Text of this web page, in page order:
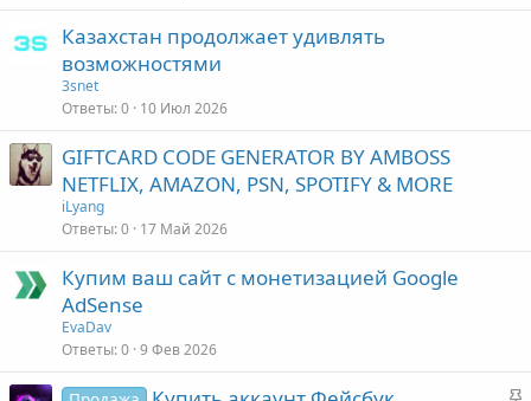
Казахстан продолжает удивлять
возможностями
3snet
Ответы 0 10 Июл 2026
GIFTCARD CODE GENERATOR BY AMBOSS
NETFLIX, AMAZON, PSN, SPOTIFY & MORE
iLyang
Ответы 0 17 Май 2026
Купим ваш сайт с монетизацией Google
AdSense
EvaDav
Ответы 0 9 Фев 2026
З